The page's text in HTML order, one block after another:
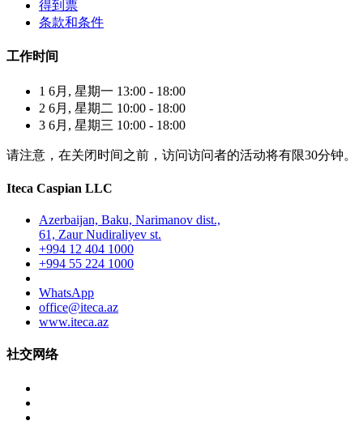
得到票
条款和条件
工作时间
1 6月, 星期一 13:00 - 18:00
2 6月, 星期二 10:00 - 18:00
3 6月, 星期三 10:00 - 18:00
请注意，在关闭时间之前，访问访问者的活动将有限30分钟。
Iteca Caspian LLC
Azerbaijan, Baku, Narimanov dist.,
61, Zaur Nudiraliyev st.
+994 12 404 1000
+994 55 224 1000
WhatsApp
office@iteca.az
www.iteca.az
社交网络